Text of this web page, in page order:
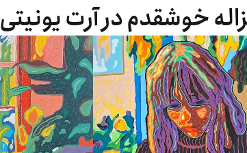
خوشقدم در آرت یونیتی